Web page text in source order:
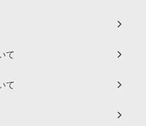
て
て